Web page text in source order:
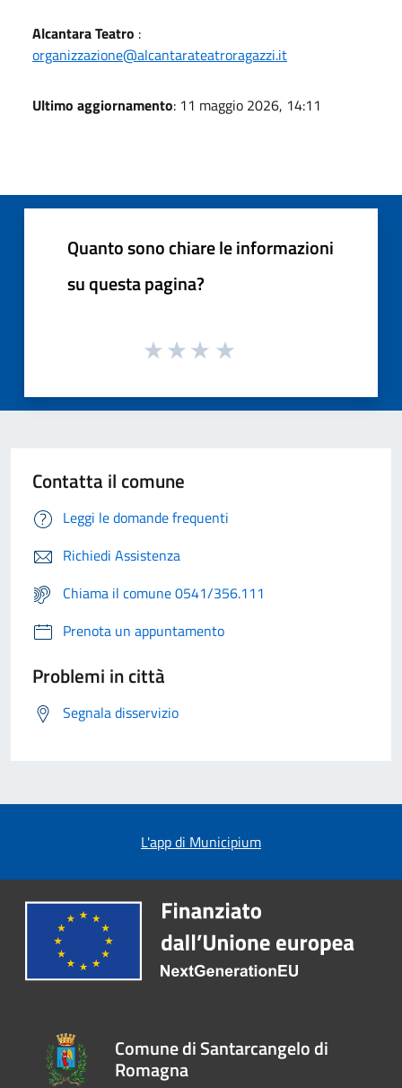
Alcantara Teatro :
organizzazione@alcantarateatroragazzi.it
Ultimo aggiornamento: 11 maggio 2026, 14:11
Quanto sono chiare le informazioni
su questa pagina?
Contatta il comune
Leggi le domande frequenti
Richiedi Assistenza
Chiama il comune 0541/356.111
Prenota un appuntamento
Problemi in città
Segnala disservizio
L'app di Municipium
Comune di Santarcangelo di
Romagna